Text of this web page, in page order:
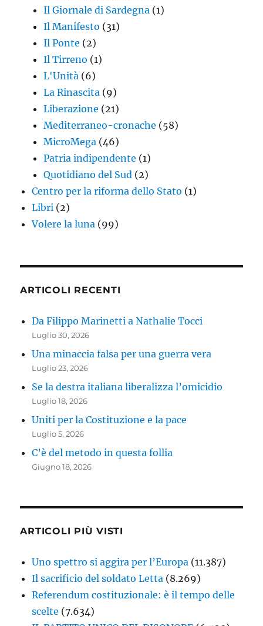
Il Giornale di Sardegna (1)
Il Manifesto (31)
Il Ponte (2)
Il Tirreno (1)
L'Unità (6)
La Rinascita (9)
Liberazione (21)
Mediterraneo-cronache (58)
MicroMega (46)
Patria indipendente (1)
Quotidiano del Sud (2)
Centro per la riforma dello Stato (1)
Libri (2)
Volere la luna (99)
ARTICOLI RECENTI
Da Filippo Marinetti a Nathalie Tocci
Luglio 30, 2026
Una minaccia falsa per una guerra vera
Luglio 23, 2026
Se la destra italiana liberalizza l’omicidio
Luglio 18, 2026
Uniti per la Costituzione e la pace
Luglio 5, 2026
C’è del metodo in questa follia
Giugno 18, 2026
ARTICOLI PIÙ VISTI
Uno spettro si aggira per l’Europa (11.387)
Il sacrificio del soldato Letta (8.269)
Referendum costituzionale: è il tempo delle
scelte (7.634)